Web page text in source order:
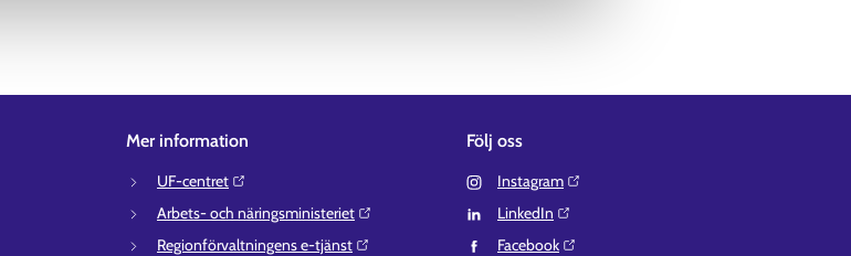
Mer information
UF-centret⁠
Arbets- och näringsministeriet⁠
Regionförvaltningens e-tjänst⁠
Följ oss
Instagram⁠
LinkedIn⁠
Facebook⁠